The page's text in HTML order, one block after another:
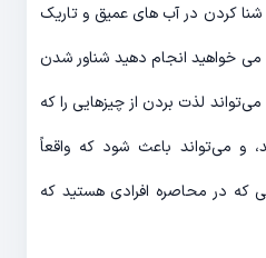
شنا کردن در آب های عمیق و تاریک
می خواهید انجام دهید شناور شدن
لذت بردن از چیزهایی را که
و می‌تواند باعث شود که واقعاً
که در محاصره افرادی هستید که